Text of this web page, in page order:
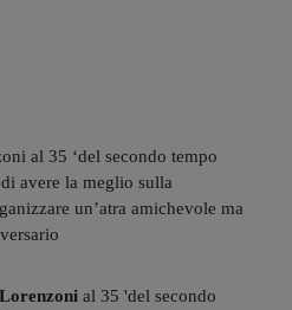
al 35 ‘del secondo tempo
avere la meglio sulla
un’atra amichevole ma
al 35 'del secondo